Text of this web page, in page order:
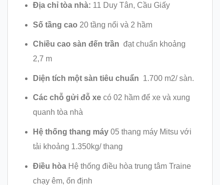
Địa chỉ tòa nhà: 11 Duy Tân, Cầu Giấy
Số tầng cao 20 tầng nổi và 2 hầm
Chiều cao sàn đến trần đạt chuẩn khoảng
2,7 m
Diện tích một sàn tiêu chuẩn 1.700 m2/ sàn.
Các chỗ gửi đỗ xe có 02 hầm để xe và xung
quanh tòa nhà
Hệ thống thang máy 05 thang máy Mitsu với
tải khoảng 1.350kg/ thang
Điều hòa Hệ thống điều hòa trung tâm Traine
chạy êm, ổn định